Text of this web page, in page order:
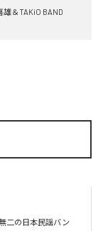
雄＆TAKiO BAND
二の日本民謡バン